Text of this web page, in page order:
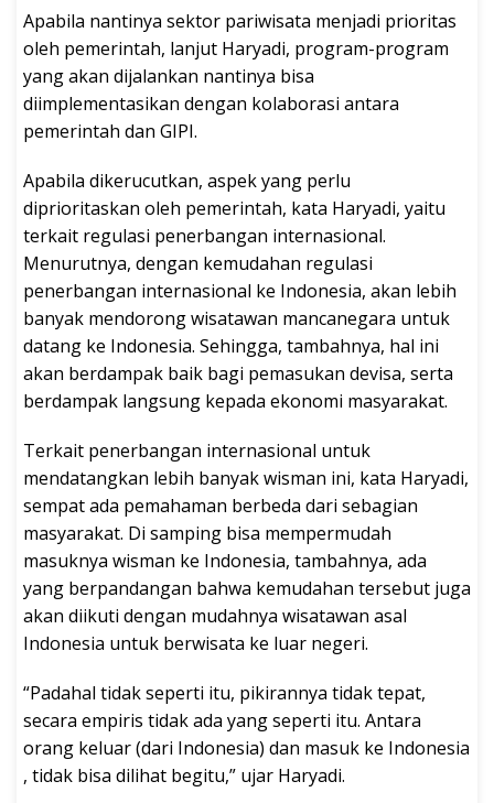
Apabila nantinya sektor pariwisata menjadi prioritas
oleh pemerintah, lanjut Haryadi, program-program
yang akan dijalankan nantinya bisa
diimplementasikan dengan kolaborasi antara
pemerintah dan GIPI.
Apabila dikerucutkan, aspek yang perlu
diprioritaskan oleh pemerintah, kata Haryadi, yaitu
terkait regulasi penerbangan internasional.
Menurutnya, dengan kemudahan regulasi
penerbangan internasional ke Indonesia, akan lebih
banyak mendorong wisatawan mancanegara untuk
datang ke Indonesia. Sehingga, tambahnya, hal ini
akan berdampak baik bagi pemasukan devisa, serta
berdampak langsung kepada ekonomi masyarakat.
Terkait penerbangan internasional untuk
mendatangkan lebih banyak wisman ini, kata Haryadi,
sempat ada pemahaman berbeda dari sebagian
masyarakat. Di samping bisa mempermudah
masuknya wisman ke Indonesia, tambahnya, ada
yang berpandangan bahwa kemudahan tersebut juga
akan diikuti dengan mudahnya wisatawan asal
Indonesia untuk berwisata ke luar negeri.
“Padahal tidak seperti itu, pikirannya tidak tepat,
secara empiris tidak ada yang seperti itu. Antara
orang keluar (dari Indonesia) dan masuk ke Indonesia
, tidak bisa dilihat begitu,” ujar Haryadi.